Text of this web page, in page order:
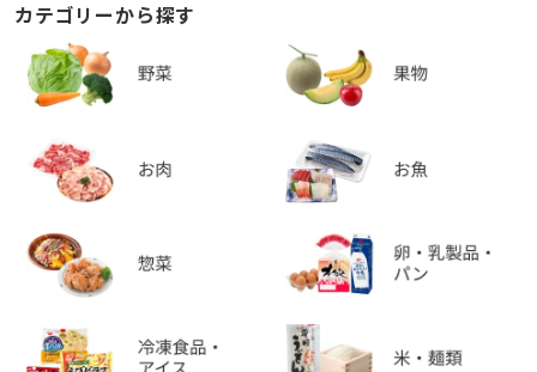
カテゴリーから探す